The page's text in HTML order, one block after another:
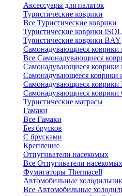
Аксессуары для палаток
Туристические коврики
Все Туристические коврики
Туристические коврики
Туристические коврики BAY
Самонадувающиеся коврики
Все Самонадувающиеся
Самонадувающиеся коврики
Самонадувающееся коврики
Самонадувающиеся коврики
Самонадувающиеся коврики
Туристические матрасы
Гамаки
Все Гамаки
Без брусков
С брусками
Крепление
Отпугиватели насекомых
Все Отпугиватели насекомых
Фумигаторы Thermacell
Автомобильные
Все Автомобильные